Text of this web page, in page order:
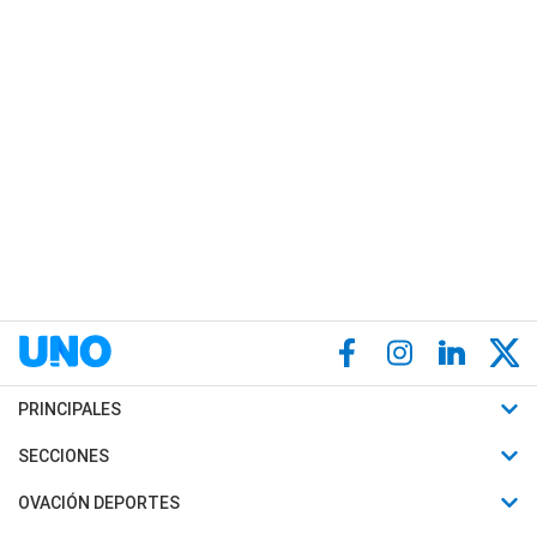
PRINCIPALES
Últimas Noticias
Política
SECCIONES
Horóscopo
OVACIÓN DEPORTES